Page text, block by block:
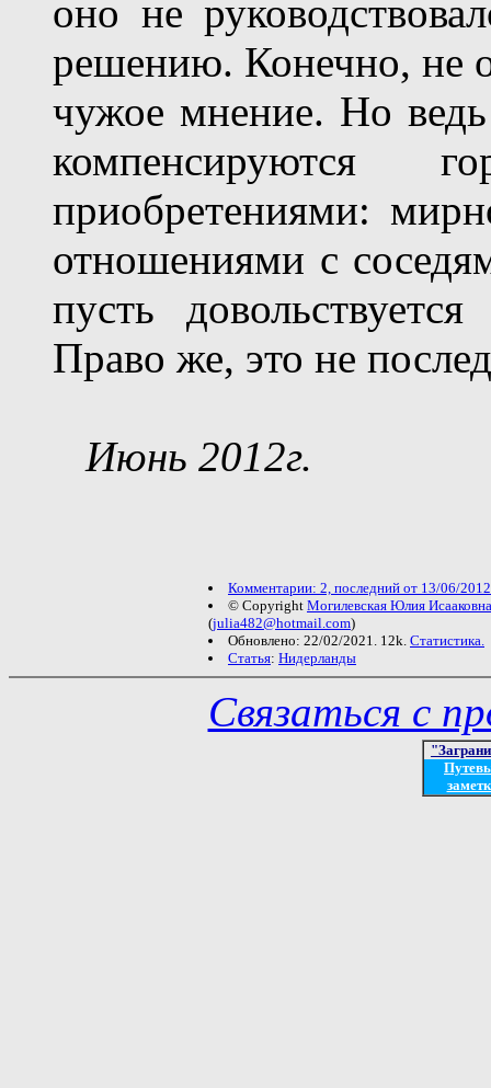
оно не
решению. Конечно, не
чужое мнение. Но
компенсируются
приобретениями:
отношениями с
пусть
Право же, это не
Июнь 2012г.
Комментарии: 2, последний от 13/06/
© Copyright Могилевская Юлия Исааковна
(julia482@hotmail.com)
Обновлено: 22/02/2021. 12k. Статистика.
Статья: Нидерланды
Связаться с